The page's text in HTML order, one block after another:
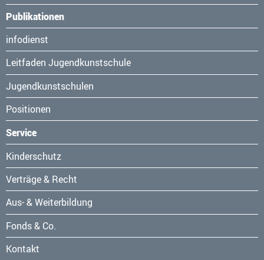
Publikationen
Navigation
überspringen
infodienst
Leitfaden Jugendkunstschule
Jugendkunstschulen
Positionen
Service
Navigation
überspringen
Kinderschutz
Verträge & Recht
Aus- & Weiterbildung
Fonds & Co.
Kontakt